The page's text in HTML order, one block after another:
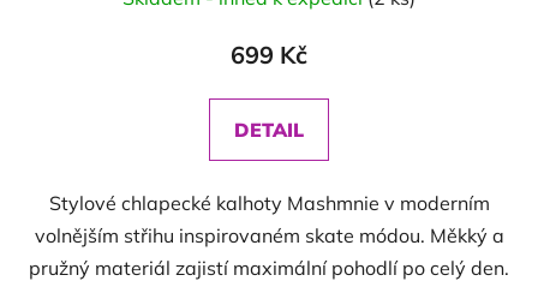
699 Kč
DETAIL
Stylové chlapecké kalhoty Mashmnie v moderním
volnějším střihu inspirovaném skate módou. Měkký a
pružný materiál zajistí maximální pohodlí po celý den.